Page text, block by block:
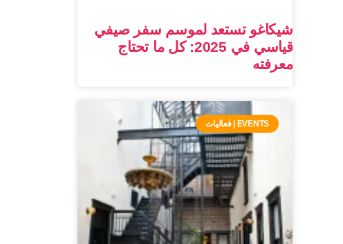
شيكاغو تستعد لموسم سفر صيفي
قياسي في 2025: كل ما تحتاج
معرفته
EVENTS | فعاليات